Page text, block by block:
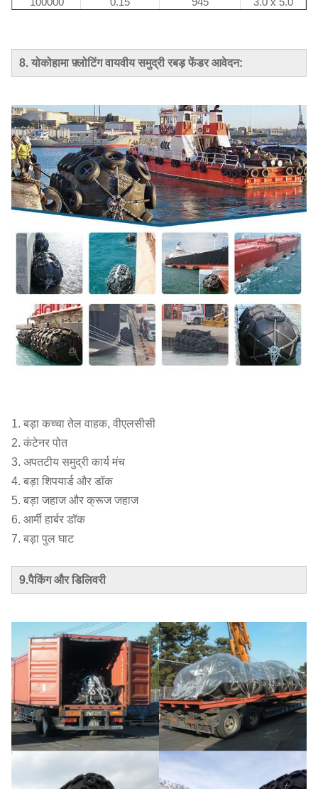
50000 0.18 680
30000 0.22 609
20000 0.25 525 2.5 x 4.0
15000 0.26 425 2.5 x 4.0
10000 0.28 329 2.0 x 4.0
5000 0.33 228
2.0 x 3.5
8. योकोहामा फ़्लोटिंग वायवीय समुद्री रबड़ फेंडर आवेदन:
1. बड़ा कच्चा तेल वाहक, वीएलसीसी
2. कंटेनर पोत
3. अपतटीय समुद्री कार्य मंच
4. बड़ा शिपयार्ड और डॉक
5. बड़ा जहाज और क्रूज जहाज
6. आर्मी हार्बर डॉक
7. बड़ा पुल घाट
9.पैकिंग और डिलिवरी